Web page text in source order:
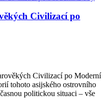
Civilizací po
Civilizací po Moderní
tohoto asijského ostrovního
politickou situaci – vše